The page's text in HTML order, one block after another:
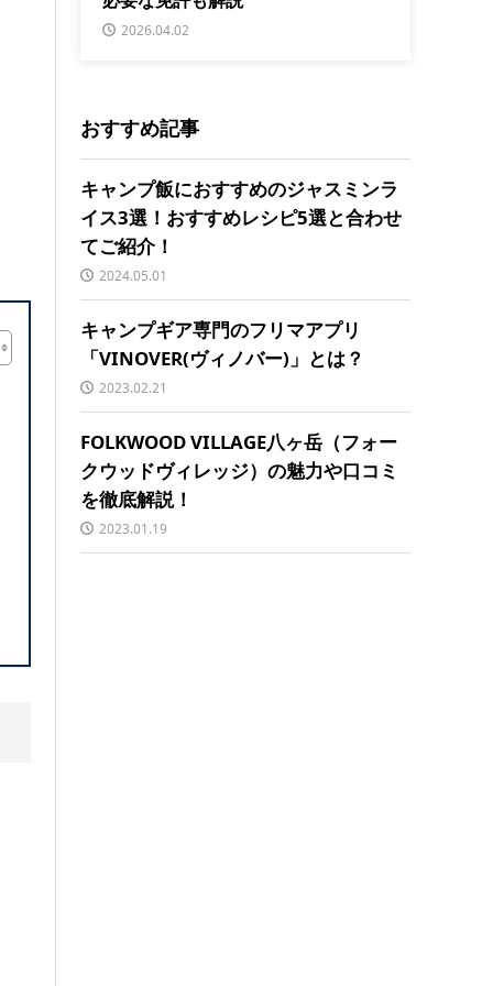
2026.04.02
おすすめ記事
キャンプ飯におすすめのジャスミンラ
イス3選！おすすめレシピ5選と合わせ
てご紹介！
2024.05.01
キャンプギア専門のフリマアプリ
「VINOVER(ヴィノバー)」とは？
2023.02.21
FOLKWOOD VILLAGE八ヶ岳（フォー
クウッドヴィレッジ）の魅力や口コミ
を徹底解説！
2023.01.19